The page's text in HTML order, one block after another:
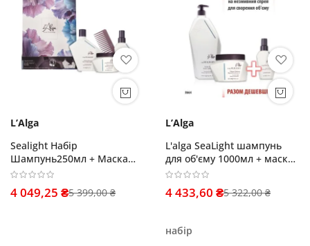
L’Alga
Sealight Набір
Шампунь250мл + Маска
250мл + Спрей125мл +
4 049,25 ₴5 399,00 ₴
L’Alga
L'alga SeaLight шампунь
для об'єму 1000мл + маска
250мл + спрей 125мл
4 433,60 ₴5 322,00 ₴
набір